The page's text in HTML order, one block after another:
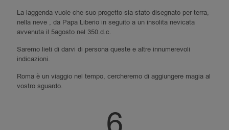
La laggenda vuole che suo progetto sia stato disegnato per terra,
nella neve , da Papa Liberio in seguito a un insolita nevicata
avvenuta il 5agosto nel 350.d.c.
Saremo lieti di darvi di persona queste e altre innumerevoli
indicazioni.
Roma è un viaggio nel tempo, cercheremo di aggiungere magia al
vostro sguardo.